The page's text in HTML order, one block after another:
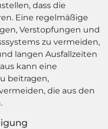
dass die
Eine regelmäßige
Verstopfungen und
zu vermeiden,
langen Ausfallzeiten
kann eine
beitragen,
die aus den